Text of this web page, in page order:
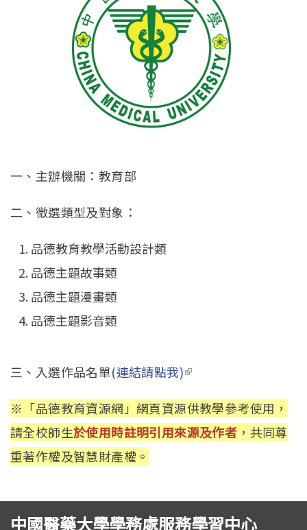
一、主辦機關：教育部
二、徵選類型及對象：
品德教育教學活動設計類
品德主題故事類
品德主題漫畫類
品德主題影音類
三、入選作品名單(連結請點我)(link is external)
※「品德教育資源網」網頁資源供教學參考使用，
請全校師生於使用時註明引用來源及作者 ，共同尊
重著作權及智慧財產權。
中國醫藥大學學務處服務學習中心